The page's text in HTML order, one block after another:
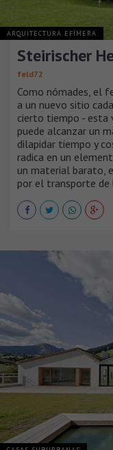
ARQUITECTURA EFÍMERA
Steirischer
feld72
Como nómades, el
a un nuevo sitio
cierto tiempo - esta
puede alcanzar un
dilapidar tiempo y
radica en un
un material barato,
por el transporte de